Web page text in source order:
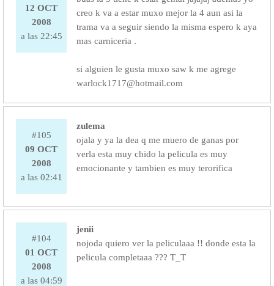
12 OCT
2008
a las 22:45
creo k va a estar muxo mejor la 4 aun asi la
trama va a seguir siendo la misma espero k aya
mas carniceria .
si alguien le gusta muxo saw k me agrege
warlock1717@hotmail.com
#105
09 OCT
2008
a las 02:41
zulema
ojala y ya la dea q me muero de ganas por
verla esta muy chido la pelicula es muy
emocionante y tambien es muy terorifica
#104
01 OCT
2008
a las 04:59
jenii
nojoda quiero ver la peliculaaa !! donde esta la
pelicula completaaa ??? T_T